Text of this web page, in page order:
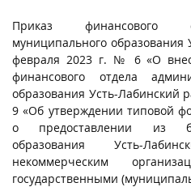
Приказ финансового
муниципального образования
февраля 2023 г. № 6 «О
финансового отдела
образования Усть-Лабинский
9 «Об утверждении типовой
о предоставлении из
образования Усть-
некоммерческим
государственными